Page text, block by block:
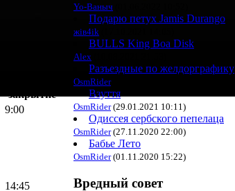
закрытие
9:00
14:45
Yo-Ваныч
Подарю петух Jamis Durango
жiв4ik
BULLS King Boa Disk
Alex
Разъездные по желдорграфику
OsmRider(15.02.2021 13:47)
Взуття
OsmRider(29.01.2021 10:11)
Одиссея сербского пепелаца
OsmRider(27.11.2020 22:00)
Бабье Лето
OsmRider(01.11.2020 15:22)
Вредный совет